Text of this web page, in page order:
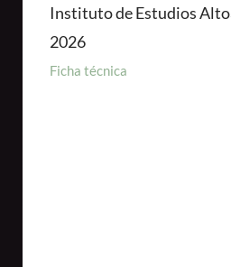
Instituto de Estudios
2026
Ficha técnica